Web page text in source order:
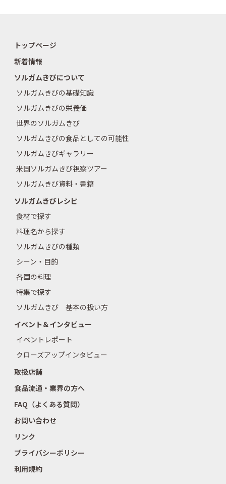
トップページ
新着情報
ソルガムきびについて
ソルガムきびの基礎知識
ソルガムきびの栄養価
世界のソルガムきび
ソルガムきびの食品としての可能性
ソルガムきびギャラリー
米国ソルガムきび視察ツアー
ソルガムきび資料・書籍
ソルガムきびレシピ
食材で探す
料理名から探す
ソルガムきびの種類
シーン・目的
各国の料理
特集で探す
ソルガムきび 基本の扱い方
イベント＆インタビュー
イベントレポート
クローズアップインタビュー
取扱店舗
食品流通・業界の方へ
FAQ（よくある質問）
お問い合わせ
リンク
プライバシーポリシー
利用規約